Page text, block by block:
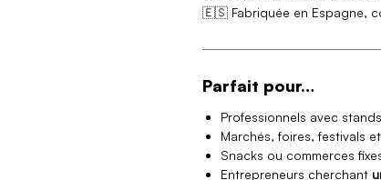
🇪🇸 Fabriquée en Espagne,
Parfait pour…
Professionnels avec
Marchés, foires, festivals
Snacks ou commerces
Entrepreneurs cherchant